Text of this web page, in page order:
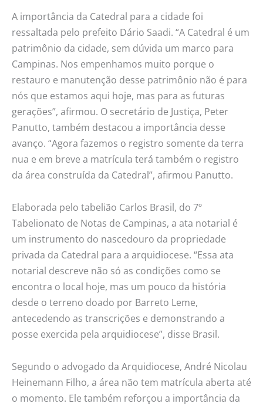
A importância da Catedral para a cidade foi
ressaltada pelo prefeito Dário Saadi. “A Catedral é um
patrimônio da cidade, sem dúvida um marco para
Campinas. Nos empenhamos muito porque o
restauro e manutenção desse patrimônio não é para
nós que estamos aqui hoje, mas para as futuras
gerações”, afirmou. O secretário de Justiça, Peter
Panutto, também destacou a importância desse
avanço. “Agora fazemos o registro somente da terra
nua e em breve a matrícula terá também o registro
da área construída da Catedral”, afirmou Panutto.
Elaborada pelo tabelião Carlos Brasil, do 7º
Tabelionato de Notas de Campinas, a ata notarial é
um instrumento do nascedouro da propriedade
privada da Catedral para a arquidiocese. “Essa ata
notarial descreve não só as condições como se
encontra o local hoje, mas um pouco da história
desde o terreno doado por Barreto Leme,
antecedendo as transcrições e demonstrando a
posse exercida pela arquidiocese”, disse Brasil.
Segundo o advogado da Arquidiocese, André Nicolau
Heinemann Filho, a área não tem matrícula aberta até
o momento. Ele também reforçou a importância da